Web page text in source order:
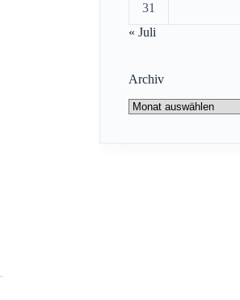
31
« Juli
Archiv
Archiv